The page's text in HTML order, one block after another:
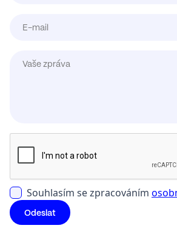
Souhlasím se zpracováním